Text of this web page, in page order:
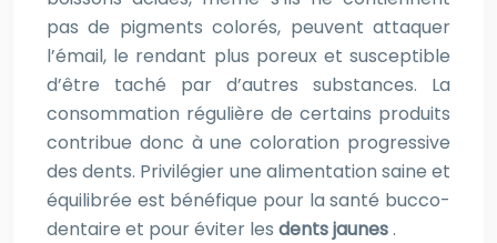
pas de pigments colorés, peuvent attaquer
l’émail, le rendant plus poreux et susceptible
d’être taché par d’autres substances. La
consommation régulière de certains produits
contribue donc à une coloration progressive
des dents. Privilégier une alimentation saine et
équilibrée est bénéfique pour la santé bucco-
dentaire et pour éviter les dents jaunes.